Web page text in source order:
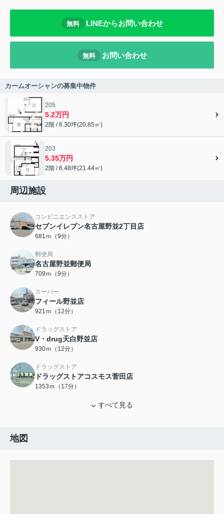
無料 LINEからお問い合わせ
無料 お問い合わせ
カームオーシャンの募集中物件
205
5.2万円
2階 / 6.30坪(20.85㎡)
203
5.35万円
2階 / 6.48坪(21.44㎡)
周辺施設
コンビニエンスストア
セブンイレブン名古屋野並2丁目店
681ｍ（9分）
郵便局
名古屋野並郵便局
709ｍ（9分）
スーパー
フィール野並店
921ｍ（12分）
ドラッグストア
V・drug天白野並店
930ｍ（12分）
ドラッグストア
ドラッグストアコスモス菅田店
1353ｍ（17分）
すべて見る
地図